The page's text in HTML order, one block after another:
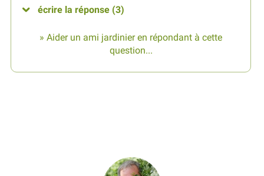
écrire la réponse (3)
» Aider un ami jardinier en répondant à cette
question...